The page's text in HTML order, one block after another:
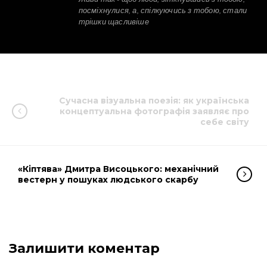
посміхнулися, а, спілкуючись з тобою, стали
трішки щасливіше
Сучасна візуальна поезія: як українська
концептуальна фотографія заявляє про
себе світу
«Кіптява» Дмитра Висоцького: механічний
вестерн у пошуках людського скарбу
Залишити коментар